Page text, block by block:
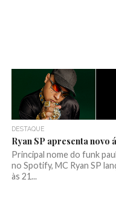
DESTAQUE
Ryan SP apresenta novo
Principal nome do funk
no Spotify, MC Ryan SP
às 21...